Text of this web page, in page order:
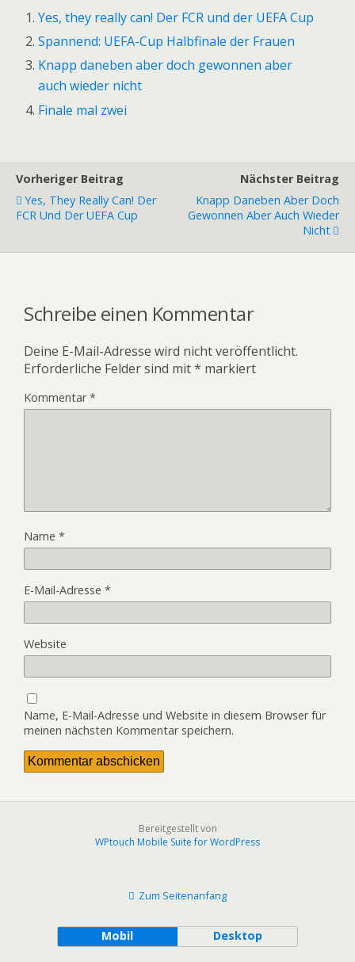
Yes, they really can! Der FCR und der UEFA Cup
Spannend: UEFA-Cup Halbfinale der Frauen
Knapp daneben aber doch gewonnen aber
auch wieder nicht
Finale mal zwei
Vorheriger Beitrag
Yes, They Really Can! Der
FCR Und Der UEFA Cup
Nächster Beitrag
Knapp Daneben Aber Doch
Gewonnen Aber Auch Wieder
Nicht
Schreibe einen Kommentar
Deine E-Mail-Adresse wird nicht veröffentlicht.
Erforderliche Felder sind mit* markiert
Kommentar*
Name *
E-Mail-Adresse *
Website
Name, E-Mail-Adresse und Website in diesem Browser für
meinen nächsten Kommentar speichern.
Bereitgestellt von
WPtouch Mobile Suite for WordPress
Zum Seitenanfang
Mobil Desktop